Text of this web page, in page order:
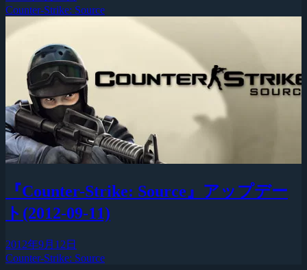
Counter-Strike: Source
『Counter-Strike: Source』アップデー
ト(2012-09-11)
2012年9月12日
Counter-Strike: Source